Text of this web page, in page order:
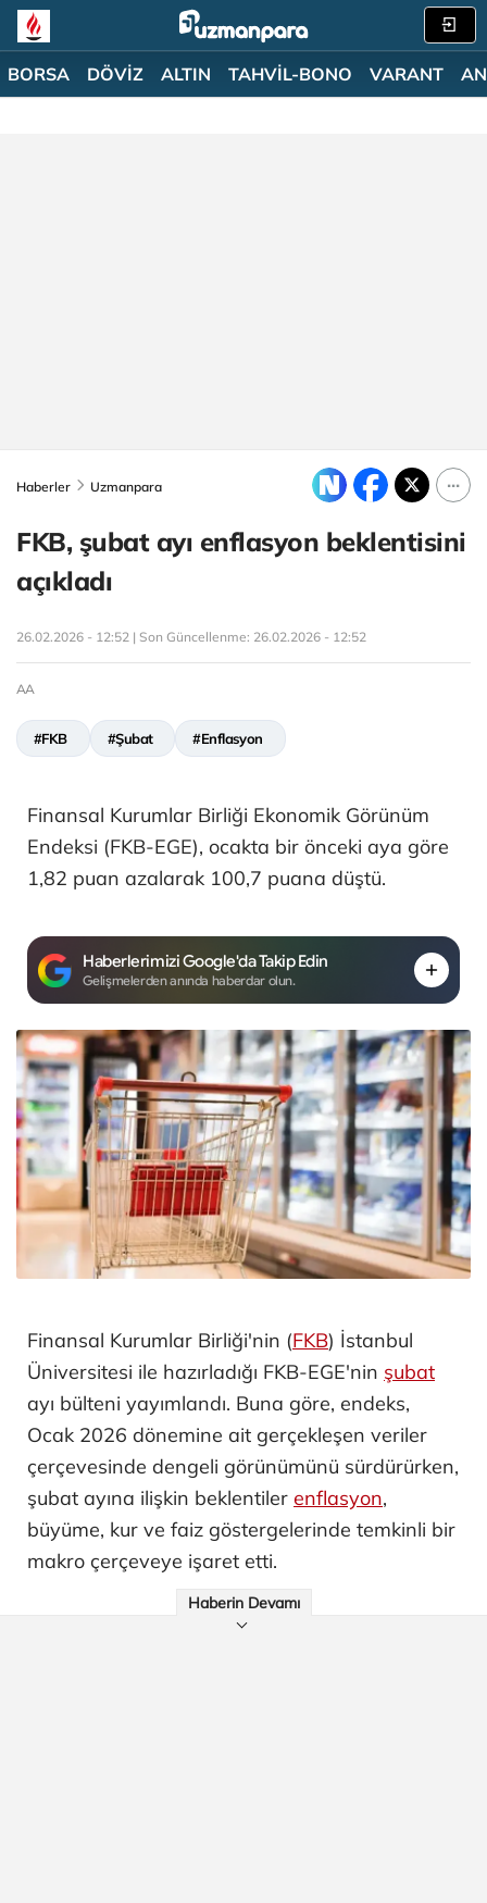
BORSA DÖVİZ ALTIN TAHVİL-BONO VARANT
Haberler Uzmanpara
FKB, şubat ayı enflasyon beklentisini
açıkladı
26.02.2026 - 12:52 | Son Güncellenme: 26.02.2026 - 12:52
AA
#FKB #Şubat #Enflasyon
Finansal Kurumlar Birliği Ekonomik Görünüm
Endeksi (FKB-EGE), ocakta bir önceki aya göre
1,82 puan azalarak 100,7 puana düştü.
Haberlerimizi Google'da Takip Edin
Gelişmelerden anında haberdar olun.
Finansal Kurumlar Birliği'nin (FKB) İstanbul
Üniversitesi ile hazırladığı FKB-EGE'nin şubat
ayı bülteni yayımlandı. Buna göre, endeks,
Ocak 2026 dönemine ait gerçekleşen veriler
çerçevesinde dengeli görünümünü sürdürürken,
şubat ayına ilişkin beklentiler enflasyon,
büyüme, kur ve faiz göstergelerinde temkinli bir
makro çerçeveye işaret etti.
Haberin Devamı